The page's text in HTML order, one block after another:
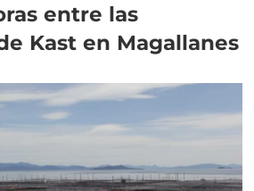
entre las
Kast en Magallanes